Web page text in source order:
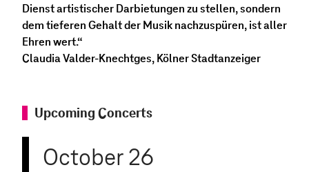
Dienst artistischer Darbietungen zu stellen, sondern
dem tieferen Gehalt der Musik nachzuspüren, ist aller
Ehren wert.“
Claudia Valder-Knechtges, Kölner Stadtanzeiger
Upcoming Concerts
October 26